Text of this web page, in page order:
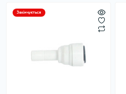
Закінчується